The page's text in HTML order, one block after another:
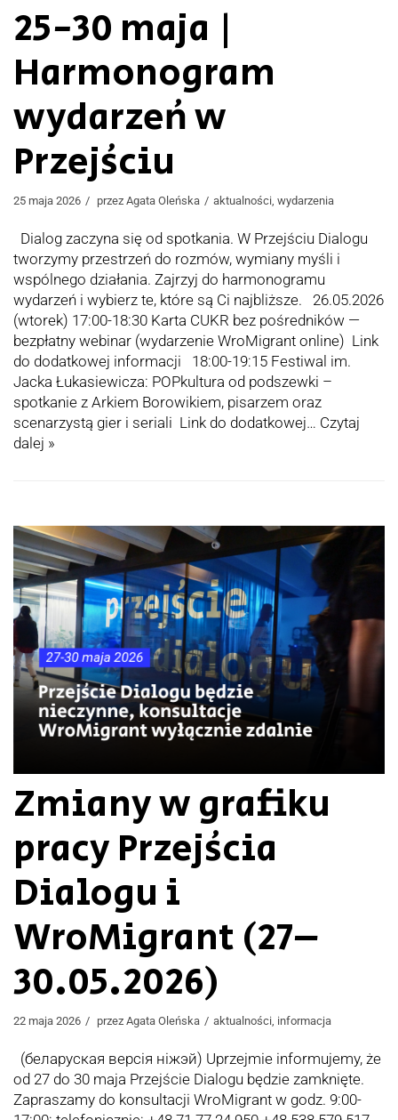
25-30 maja |
Harmonogram
wydarzeń w
Przejściu
25 maja 2026 przez Agata Oleńska aktualności, wydarzenia
Dialog zaczyna się od spotkania. W Przejściu Dialogu
tworzymy przestrzeń do rozmów, wymiany myśli i
wspólnego działania. Zajrzyj do harmonogramu
wydarzeń i wybierz te, które są Ci najbliższe. 26.05.2026
(wtorek) 17:00-18:30 Karta CUKR bez pośredników —
bezpłatny webinar (wydarzenie WroMigrant online) Link
do dodatkowej informacji 18:00-19:15 Festiwal im.
Jacka Łukasiewicza: POPkultura od podszewki –
spotkanie z Arkiem Borowikiem, pisarzem oraz
scenarzystą gier i seriali Link do dodatkowej… Czytaj
dalej »
Zmiany w grafiku
pracy Przejścia
Dialogu i
WroMigrant (27–
30.05.2026)
22 maja 2026 przez Agata Oleńska aktualności, informacja
(беларуская версія ніжэй) Uprzejmie informujemy, że
od 27 do 30 maja Przejście Dialogu będzie zamknięte.
Zapraszamy do konsultacji WroMigrant w godz. 9:00-